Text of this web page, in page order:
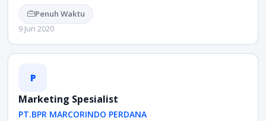
Penuh Waktu
9 Jun 2020
P
Marketing Spesialist
PT.BPR MARCORINDO PERDANA